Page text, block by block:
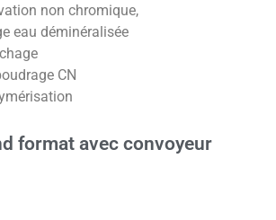
non chromique,
eau déminéralisée
CN
format avec convoyeur